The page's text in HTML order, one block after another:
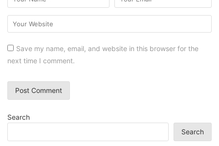
Save my name, email, and website in this browser for the
next time I comment.
Search
Search